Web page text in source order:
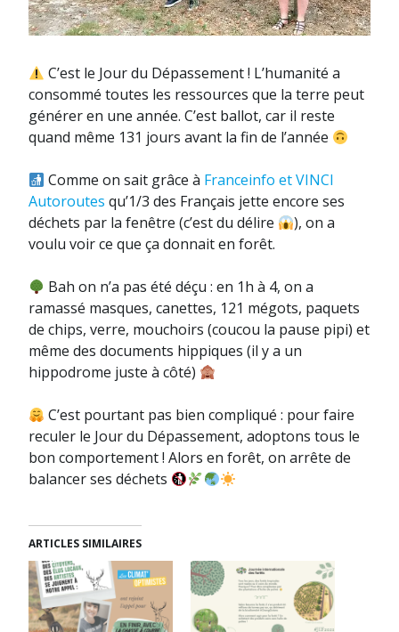
C’est le Jour du Dépassement ! L’humanité a
consommé toutes les ressources que la terre peut
générer en une année. C’est ballot, car il reste
quand même 131 jours avant la fin de l’année
Comme on sait grâce à Franceinfo et VINCI
Autoroutes qu’1/3 des Français jette encore ses
déchets par la fenêtre (c’est du délire
), on a
voulu voir ce que ça donnait en forêt.
Bah on n’a pas été déçu : en 1h à 4, on a
ramassé masques, canettes, 121 mégots, paquets
de chips, verre, mouchoirs (coucou la pause pipi) et
même des documents hippiques (il y a un
hippodrome juste à côté)
C’est pourtant pas bien compliqué : pour faire
reculer le Jour du Dépassement, adoptons tous le
bon comportement ! Alors en forêt, on arrête de
balancer ses déchets
ARTICLES SIMILAIRES